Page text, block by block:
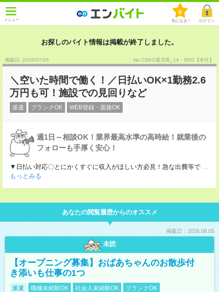
メニュー
0
気になる！ ログイン
お探しのバイト情報は掲載が終了しました。
掲載日 :2026/07/26 No.CSKO鹿児島_14・SKG【本社】
＼空いた時間で働く！／日払いOK×1勤務2.6
万円も可！施設での見回りなど
派遣 ブランクOK WEB登録・面接OK
週1日～相談OK！業界最高水準の高時給！就業後の
フォローも手厚く安心！
▼日払い対応〇とにかくすぐに収入がほしい方必見！急な出費等で ...
もっとみる
あなたの閲覧履歴からのオススメ
掲載日：2026.08.05
未読
【オープニング募集】おばあちゃんのお散歩付
き添いも仕事の1つ
派遣 職種未経験OK 社会人未経験OK
ブランクOK